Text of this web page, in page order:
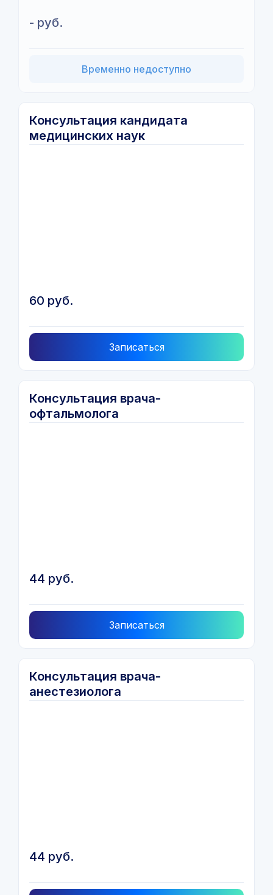
- руб.
Временно недоступно
Консультация кандидата
медицинских наук
60 руб.
Записаться
Консультация врача-
офтальмолога
44 руб.
Записаться
Консультация врача-
анестезиолога
44 руб.